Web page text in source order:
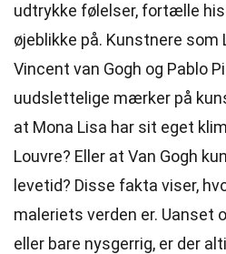
udtrykke følelser, fortælle
øjeblikke på. Kunstnere som
Vincent van Gogh og Pablo
uudslettelige mærker på
at Mona Lisa har sit eget
Louvre? Eller at Van Gogh
levetid? Disse fakta viser,
maleriets verden er. Uanset
eller bare nysgerrig, er der